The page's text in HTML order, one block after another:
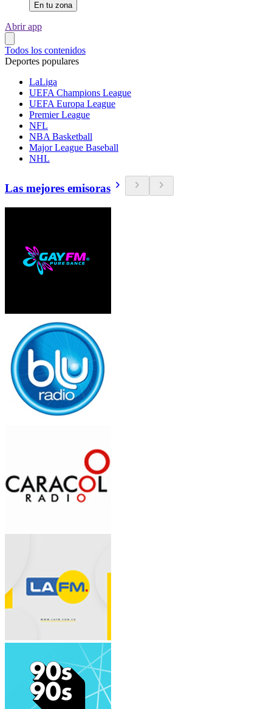
En tu zona
Abrir app
Todos los contenidos
Deportes populares
LaLiga
UEFA Champions League
UEFA Europa League
Premier League
NFL
NBA Basketball
Major League Baseball
NHL
Las mejores emisoras